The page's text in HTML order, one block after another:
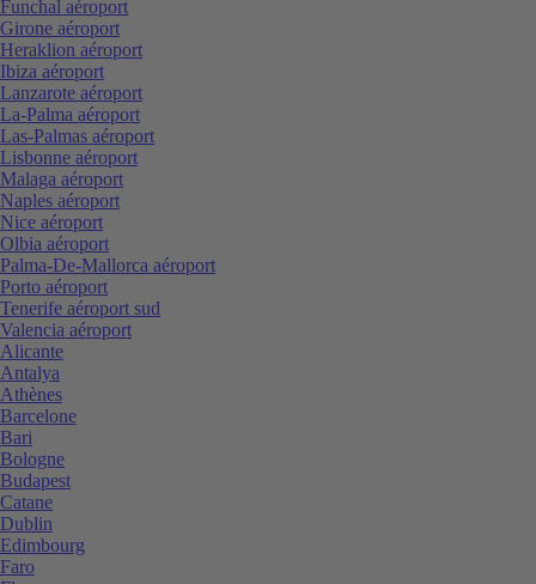
Funchal aéroport
Girone aéroport
Heraklion aéroport
Ibiza aéroport
Lanzarote aéroport
La-Palma aéroport
Las-Palmas aéroport
Lisbonne aéroport
Malaga aéroport
Naples aéroport
Nice aéroport
Olbia aéroport
Palma-De-Mallorca aéroport
Porto aéroport
Tenerife aéroport sud
Valencia aéroport
Alicante
Antalya
Athènes
Barcelone
Bari
Bologne
Budapest
Catane
Dublin
Edimbourg
Faro